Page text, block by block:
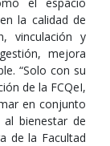
la calidad de
vinculación y
mejora
“Solo con su
de la FCQeI,
en conjunto
bienestar de
de la Facultad